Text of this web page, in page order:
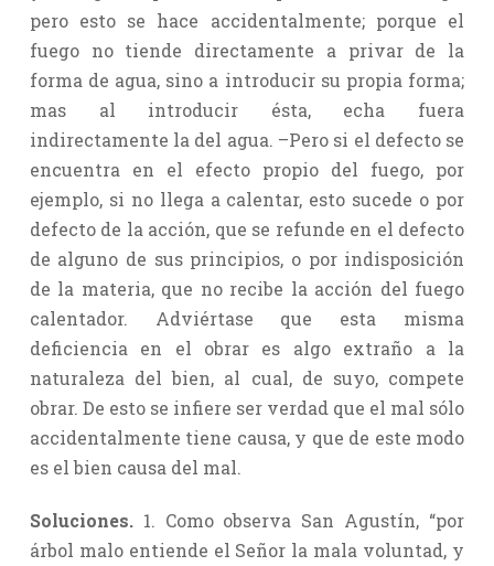
pero esto se hace accidentalmente; porque el
fuego no tiende directamente a privar de la
forma de agua, sino a introducir su propia forma;
mas al introducir ésta, echa fuera
indirectamente la del agua. –Pero si el defecto se
encuentra en el efecto propio del fuego, por
ejemplo, si no llega a calentar, esto sucede o por
defecto de la acción, que se refunde en el defecto
de alguno de sus principios, o por indisposición
de la materia, que no recibe la acción del fuego
calentador. Adviértase que esta misma
deficiencia en el obrar es algo extraño a la
naturaleza del bien, al cual, de suyo, compete
obrar. De esto se infiere ser verdad que el mal sólo
accidentalmente tiene causa, y que de este modo
es el bien causa del mal.
Soluciones.1. Como observa San Agustín, “por
árbol malo entiende el Señor la mala voluntad, y